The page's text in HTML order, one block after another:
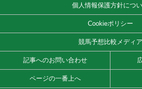
個人情報保護方針につ
Cookieポリシー
競馬予想比較メディア
記事へのお問い合わせ
ページの一番上へ